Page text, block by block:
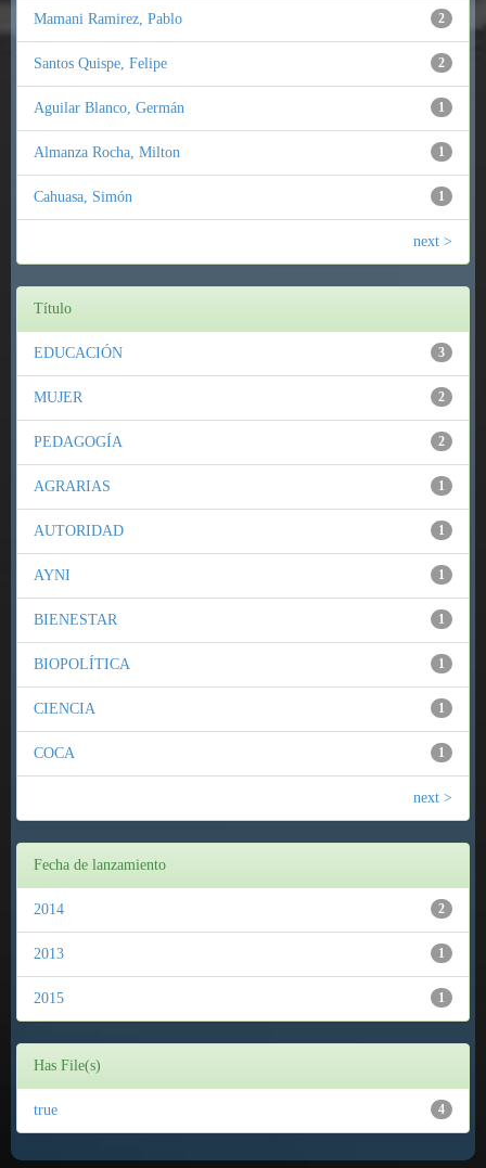
2
Mamani Ramirez, Pablo
2
Santos Quispe, Felipe
1
Aguilar Blanco, Germán
1
Almanza Rocha, Milton
1
Cahuasa, Simón
next >
Título
3
EDUCACIÓN
2
MUJER
2
PEDAGOGÍA
1
AGRARIAS
1
AUTORIDAD
1
AYNI
1
BIENESTAR
1
BIOPOLÍTICA
1
CIENCIA
1
COCA
next >
Fecha de lanzamiento
2
2014
1
2013
1
2015
Has File(s)
4
true